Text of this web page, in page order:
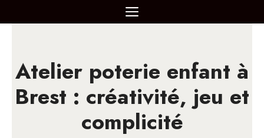
au
MENU
Atelier poterie enfant à
Brest : créativité, jeu et
complicité